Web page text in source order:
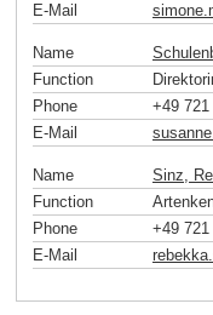
E-Mail
Name
Function
Phone
+49 721
E-Mail
Name
Sinz,
Function
Phone
+49 721
E-Mail